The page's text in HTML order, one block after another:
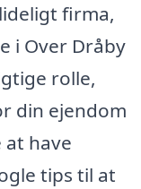
firma,
i Over Dråby
rolle,
din ejendom
have
tips til at